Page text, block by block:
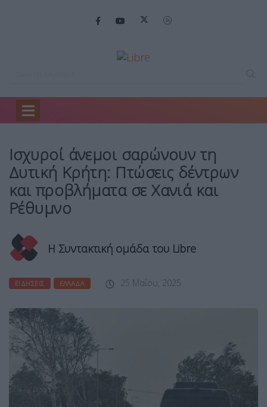
Home
Ισχυροί άνεμοι σαρώνουν τη
Δυτική Κρήτη: Πτώσεις δέντρων
και προβλήματα σε Χανιά και
Ρέθυμνο
Η Συντακτική ομάδα του Libre
ΕΙΔΉΣΕΙΣ ΕΛΛΆΔΑ 25 Μαΐου, 2025